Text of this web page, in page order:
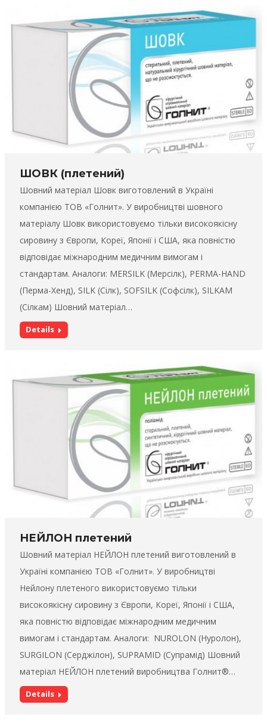
ШОВК (плетений)
Шовний матеріал Шовк виготовлений в Україні
компанією ТОВ «Голнит». У виробництві шовного
матеріалу Шовк використовуємо тільки високоякісну
сировину з Європи, Кореї, Японії і США, яка повністю
відповідає міжнародним медичним вимогам і
стандартам. Аналоги: MERSILK (Мерсілк), PERMA-HAND
(Перма-Хенд), SILK (Сілк), SOFSILK (Софсілк), SILKAM
(Сілкам) Шовний матеріал…
Details
НЕЙЛОН плетений
Шовний матеріал НЕЙЛОН плетений виготовлений в
Україні компанією ТОВ «Голнит». У виробництві
Нейлону плетеного використовуємо тільки
високоякісну сировину з Європи, Кореї, Японії і США,
яка повністю відповідає міжнародним медичним
вимогам і стандартам. Аналоги: NUROLON (Нуролон),
SURGILON (Серджілон), SUPRAMID (Супрамід) Шовний
матеріал НЕЙЛОН плетений виробництва Голнит®…
Details